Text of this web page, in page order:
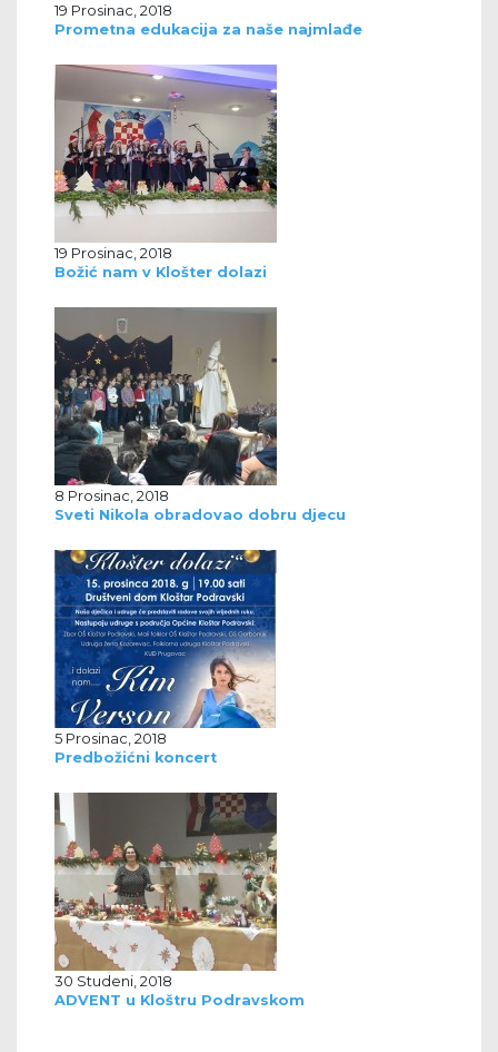
19 Prosinac, 2018
Prometna edukacija za naše najmlađe
19 Prosinac, 2018
Božić nam v Klošter dolazi
8 Prosinac, 2018
Sveti Nikola obradovao dobru djecu
5 Prosinac, 2018
Predbožićni koncert
30 Studeni, 2018
ADVENT u Kloštru Podravskom